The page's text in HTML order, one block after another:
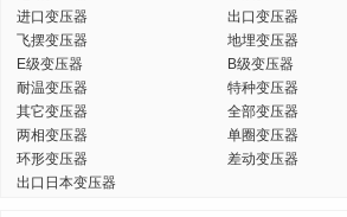
进口变压器
出口变压器
飞摆变压器
地埋变压器
E级变压器
B级变压器
耐温变压器
特种变压器
其它变压器
全部变压器
两相变压器
单圈变压器
环形变压器
差动变压器
出口日本变压器